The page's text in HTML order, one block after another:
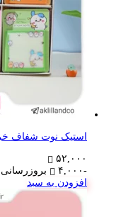
استیک نوت شفاف
۵۲,۰۰۰
-۴,۰۰۰
افزودن به سبد